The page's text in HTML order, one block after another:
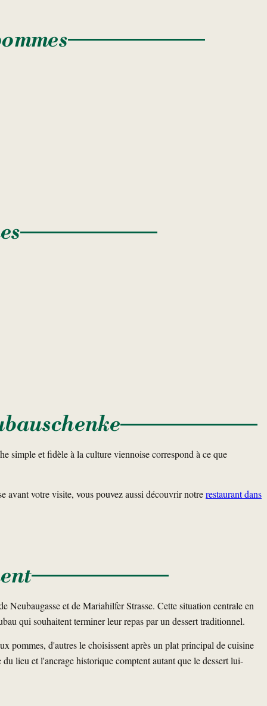
simple et fidèle à la culture viennoise correspond à ce que
avant votre visite, vous pouvez aussi découvrir notrerestaurant dans
Neubaugasse et de Mariahilfer Strasse. Cette situation centrale en
qui souhaitent terminer leur repas par un dessert traditionnel.
pommes, d'autres le choisissent après un plat principal de cuisine
lieu et l'ancrage historique comptent autant que le dessert lui-